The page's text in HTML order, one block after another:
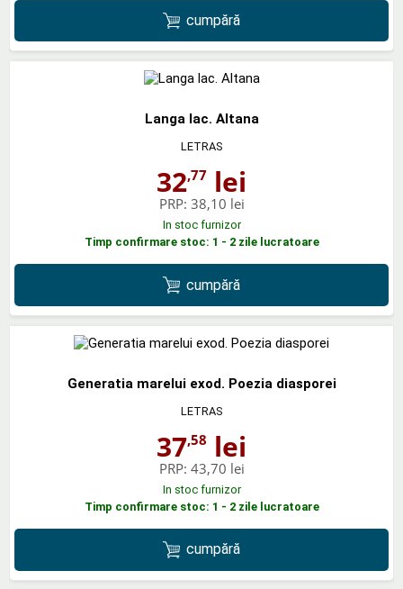
cumpără
Langa lac. Altana
LETRAS
32,77 lei
PRP: 38,10 lei
In stoc furnizor
Timp confirmare stoc: 1 - 2 zile lucratoare
cumpără
Generatia marelui exod. Poezia diasporei
LETRAS
37,58 lei
PRP: 43,70 lei
In stoc furnizor
Timp confirmare stoc: 1 - 2 zile lucratoare
cumpără